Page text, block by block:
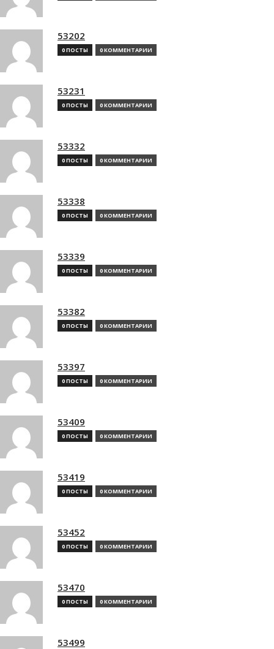
53202
0 ПОСТЫ 0 КОММЕНТАРИИ
53231
0 ПОСТЫ 0 КОММЕНТАРИИ
53332
0 ПОСТЫ 0 КОММЕНТАРИИ
53338
0 ПОСТЫ 0 КОММЕНТАРИИ
53339
0 ПОСТЫ 0 КОММЕНТАРИИ
53382
0 ПОСТЫ 0 КОММЕНТАРИИ
53397
0 ПОСТЫ 0 КОММЕНТАРИИ
53409
0 ПОСТЫ 0 КОММЕНТАРИИ
53419
0 ПОСТЫ 0 КОММЕНТАРИИ
53452
0 ПОСТЫ 0 КОММЕНТАРИИ
53470
0 ПОСТЫ 0 КОММЕНТАРИИ
53499